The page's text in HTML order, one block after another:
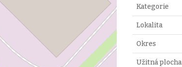
Kategorie
Lokalita
Okres
Užitná plocha